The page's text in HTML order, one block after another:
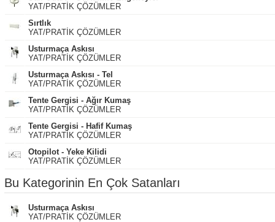
YAT/PRATİK ÇÖZÜMLER
Sırtlık
YAT/PRATİK ÇÖZÜMLER
Usturmaça Askısı
YAT/PRATİK ÇÖZÜMLER
Usturmaça Askısı - Tel
YAT/PRATİK ÇÖZÜMLER
Tente Gergisi - Ağır Kumaş
YAT/PRATİK ÇÖZÜMLER
Tente Gergisi - Hafif Kumaş
YAT/PRATİK ÇÖZÜMLER
Otopilot - Yeke Kilidi
YAT/PRATİK ÇÖZÜMLER
Bu Kategorinin En Çok Satanları
Usturmaça Askısı
YAT/PRATİK ÇÖZÜMLER